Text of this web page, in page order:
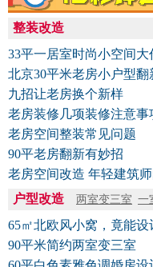
整装改造
33平一居室时尚小空间大
北京30平米老房小户型翻
九招让老房换个新样
老房装修几项装修注意事
老房空间整装常见问题
90平老房翻新有妙招
老房空间改造 年轻建筑
户型改造
两室变三室 一
65㎡北欧风小窝，竟能设
90平米简约两室变三室